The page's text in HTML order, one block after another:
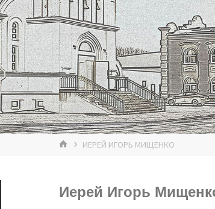
ГЛАВНАЯ
ИЕРЕЙ ИГОРЬ МИЩЕНКО
Иерей Игорь